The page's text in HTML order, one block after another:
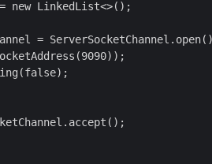
new LinkedList<>();
=